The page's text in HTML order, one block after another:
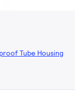
Tube Housing